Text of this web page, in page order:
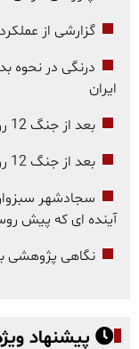
گزارشی از
درنگی در نحوه
ایران
بعد از جنگ 12 روزه با اسرائیل برای سبزوار چه بخواهیم؟
بعد از جنگ 12 روزه با اسرائیل برای ایران چه بخواهیم؟
سجادشهر
آینده ای که پیش
نگاهی پژوهشی
پیشنهاد